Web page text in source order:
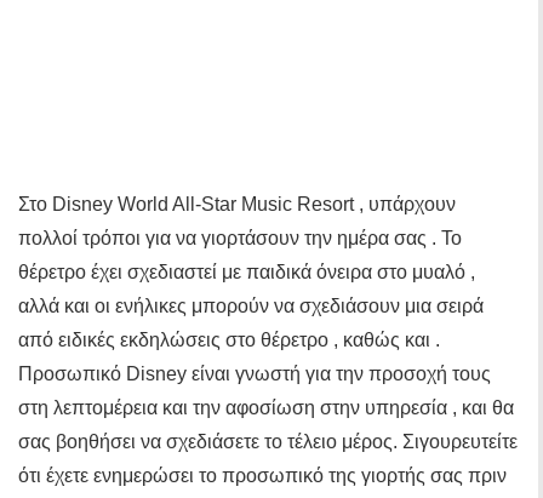
Στο Disney World All-Star Music Resort , υπάρχουν
πολλοί τρόποι για να γιορτάσουν την ημέρα σας . Το
θέρετρο έχει σχεδιαστεί με παιδικά όνειρα στο μυαλό ,
αλλά και οι ενήλικες μπορούν να σχεδιάσουν μια σειρά
από ειδικές εκδηλώσεις στο θέρετρο , καθώς και .
Προσωπικό Disney είναι γνωστή για την προσοχή τους
στη λεπτομέρεια και την αφοσίωση στην υπηρεσία , και θα
σας βοηθήσει να σχεδιάσετε το τέλειο μέρος. Σιγουρευτείτε
ότι έχετε ενημερώσει το προσωπικό της γιορτής σας πριν